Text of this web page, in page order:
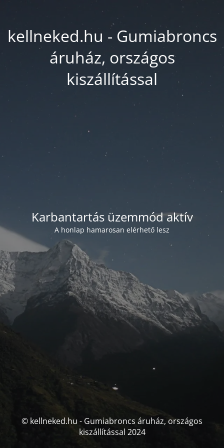
kellneked.hu - Gumiabroncs
áruház, országos
kiszállítással
Karbantartás üzemmód aktív
A honlap hamarosan elérhető lesz
© kellneked.hu - Gumiabroncs áruház, országos
kiszállítással 2024